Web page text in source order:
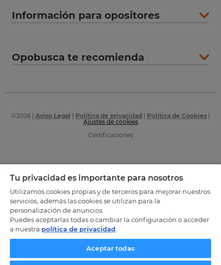
Información para opositores
Opobusca te recomienda
©2026| Aviso Legal Política de privacidad Política de Cookies|
Ajustes de cookies
Certificaciones
Tu privacidad es importante para nosotros
Utilizamos cookies propias y de terceros para mejorar nuestros
servicios, además las cookies se utilizan para la
personalización de anuncios.
Puedes aceptarlas todas o cambiar la configuración o acceder
a nuestra política de privacidad
Aceptar todas